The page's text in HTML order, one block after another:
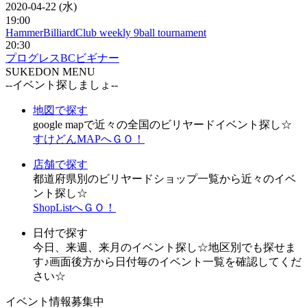
2020-04-22 (水)
19:00
HammerBilliardClub weekly 9ball tournament
20:30
プログレスBCビギナー
SUKEDON MENU
--イベント探しましょ--
地図で探す
google mapで近々の全国のビリヤードイベント探し☆
すけどんMAPへＧＯ！
店舗で探す
都道府県別のビリヤードショップ一覧から近々のイベ
ント探し☆
ShopListへＧＯ！
日付で探す
今日、来週、来月のイベント探し☆地区別でも探せま
す♪画面後方から日付毎のイベント一覧を確認してくだ
さい☆
イベント情報募集中